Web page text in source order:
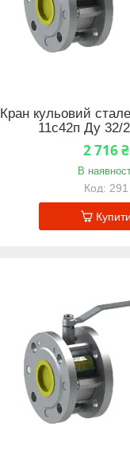
Кран кульовий
11с42п Ду 32/
2 716 ₴
В
291
Купити